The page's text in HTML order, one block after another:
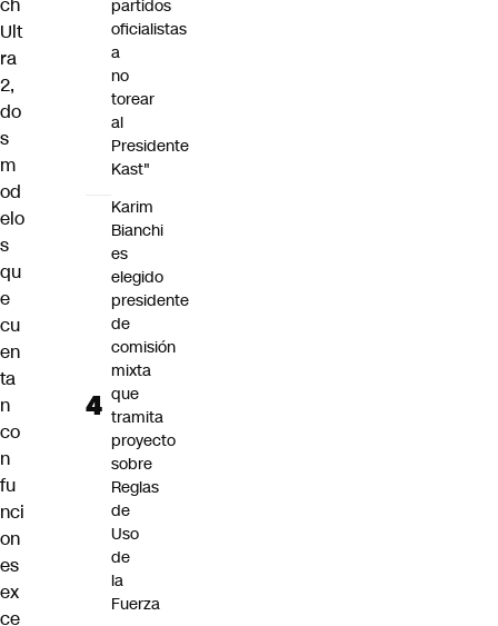
Ult
ra
2,
do
s
m
od
elo
s
qu
e
cu
en
ta
n
co
n
fu
nci
on
es
ex
ce
partidos
oficialistas
a
no
torear
al
Presidente
Kast"
Karim
Bianchi
es
elegido
presidente
de
comisión
mixta
que
tramita
proyecto
sobre
Reglas
de
Uso
de
la
Fuerza